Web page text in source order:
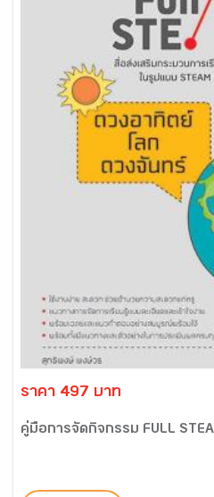
ราคา 497 บาท
คู่มือการจัดกิจกรรม FULL